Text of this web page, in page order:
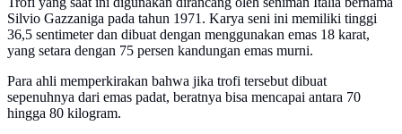
Silvio Gazzaniga pada tahun 1971. Karya seni ini memiliki tinggi
36,5 sentimeter dan dibuat dengan menggunakan emas 18 karat,
yang setara dengan 75 persen kandungan emas murni.
Para ahli memperkirakan bahwa jika trofi tersebut dibuat
sepenuhnya dari emas padat, beratnya bisa mencapai antara 70
hingga 80 kilogram.